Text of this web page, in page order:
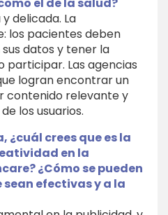
el de la salud?
delicada. La
los pacientes deben
datos y tener la
Las agencias
logran encontrar un
contenido relevante y
los usuarios.
¿cuál crees que es la
en la
¿Cómo se pueden
efectivas y a la